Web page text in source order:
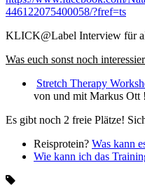
446122075400058/?fref=ts
KLICK@Label Interview für
Was euch sonst noch
Stretch Therapy
von und mit Markus Ott !
Es gibt noch 2 freie Plätze!
Reisprotein? Was kann
Wie kann ich das